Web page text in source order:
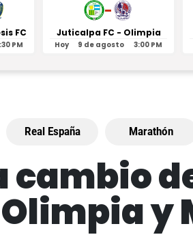
FC
PM
-
Juticalpa FC - Olimpia
Hoy 9 de agosto 3:00 PM
Real España Marathón
y